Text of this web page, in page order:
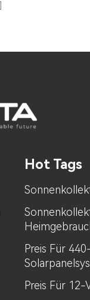
Hot Tags
Preis Für
Preis Für